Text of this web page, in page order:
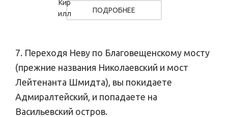
ПОДРОБНЕЕ
7. Переходя Неву по Благовещенскому мосту
(прежние названия Николаевский и мост
Лейтенанта Шмидта), вы покидаете
Адмиралтейский, и попадаете на
Васильевский остров.